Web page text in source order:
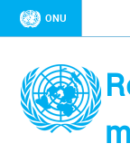
ONU